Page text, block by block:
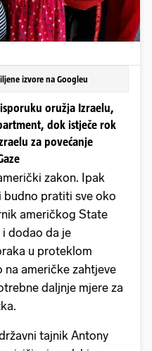
izvore na Googleu
oružja Izraelu,
dok istječe rok
za povećanje
zakon. Ipak
pratiti sve oko
američkog State
i dodao da je
u proteklom
američke zahtjeve
daljnje mjere za
tajnik Antony